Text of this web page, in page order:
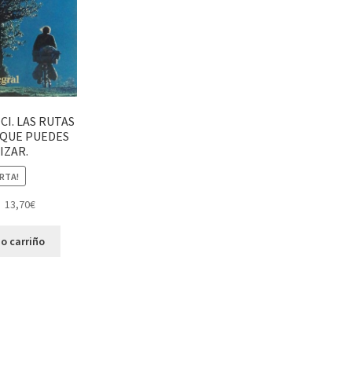
LAS RUTAS
PUEDES
13,70€
carriño